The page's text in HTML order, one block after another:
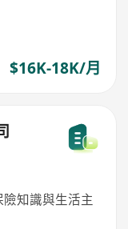
$16K-18K/月
知識與生活主